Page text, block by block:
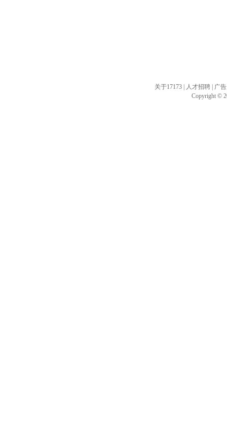
关于17173 人才招聘
广
Copyright ©